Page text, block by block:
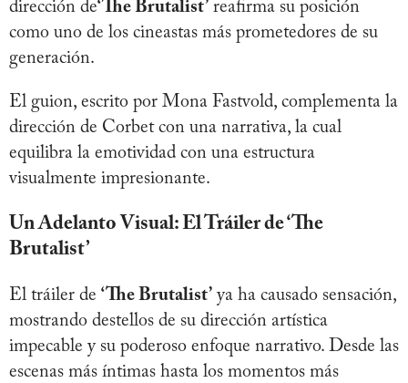
dirección de‘The Brutalist’ reafirma su posición
como uno de los cineastas más prometedores de su
generación.
El guion, escrito por Mona Fastvold, complementa la
dirección de Corbet con una narrativa, la cual
equilibra la emotividad con una estructura
visualmente impresionante.
Un Adelanto Visual: El Tráiler de ‘The
Brutalist’
El tráiler de ‘The Brutalist’ ya ha causado sensación,
mostrando destellos de su dirección artística
impecable y su poderoso enfoque narrativo. Desde las
escenas más íntimas hasta los momentos más